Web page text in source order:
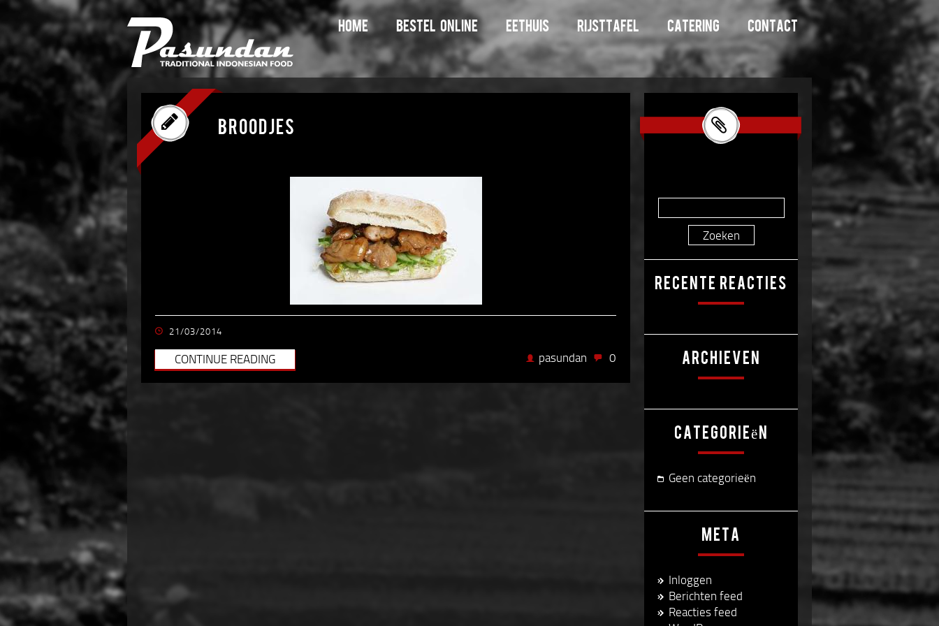
home bestel online eethuis rijsttafel catering contact
broodjes
21/03/2014
CONTINUE READING pasundan 0
naar:
Recente reacties
Archieven
Categorieën
Geen categorieën
Meta
Inloggen
Berichten feed
Reacties feed